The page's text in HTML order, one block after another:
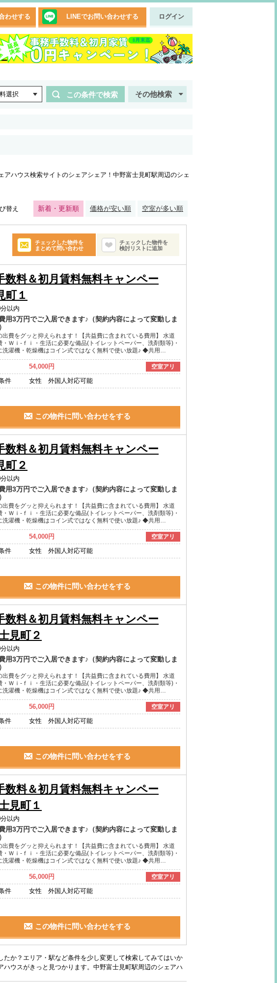
わせする LINEでお問い合わせする ログイン
選択 この条件で検索 その他検索
ハウス検索サイトのシェアシェア！中野富士見町駅周辺のシェ
替え 新着・更新順 価格が安い順 空室が多い順
チェックした物件を
まとめて問い合わせ
チェックした物件を
検討リストに追加
数料＆初月賃料無料キャンペー
町１
以内
用3万円でご入居できます♪（契約内容によって変動しま
出費をグッと抑えられます！【共益費に含まれている費用】 水道
・Ｗｉ-ｆｉ・生活に必要な備品(トイレットペーパー、洗剤類等)・
洗濯機・乾燥機はコイン式ではなく無料で使い放題♪ ◆共用…
54,000円 空室アリ
件 女性 外国人対応可能
この物件に問い合わせをする
数料＆初月賃料無料キャンペー
町２
以内
用3万円でご入居できます♪（契約内容によって変動しま
出費をグッと抑えられます！【共益費に含まれている費用】 水道
・Ｗｉ-ｆｉ・生活に必要な備品(トイレットペーパー、洗剤類等)・
洗濯機・乾燥機はコイン式ではなく無料で使い放題♪ ◆共用…
54,000円 空室アリ
件 女性 外国人対応可能
この物件に問い合わせをする
数料＆初月賃料無料キャンペー
見町２
以内
用3万円でご入居できます♪（契約内容によって変動しま
出費をグッと抑えられます！【共益費に含まれている費用】 水道
・Ｗｉ-ｆｉ・生活に必要な備品(トイレットペーパー、洗剤類等)・
洗濯機・乾燥機はコイン式ではなく無料で使い放題♪ ◆共用…
56,000円 空室アリ
件 女性 外国人対応可能
この物件に問い合わせをする
数料＆初月賃料無料キャンペー
見町１
以内
用3万円でご入居できます♪（契約内容によって変動しま
出費をグッと抑えられます！【共益費に含まれている費用】 水道
・Ｗｉ-ｆｉ・生活に必要な備品(トイレットペーパー、洗剤類等)・
洗濯機・乾燥機はコイン式ではなく無料で使い放題♪ ◆共用…
56,000円 空室アリ
件 女性 外国人対応可能
この物件に問い合わせをする
か？エリア・駅など条件を少し変更して検索してみてはいか
ウスがきっと見つかります。中野富士見町駅周辺のシェアハ